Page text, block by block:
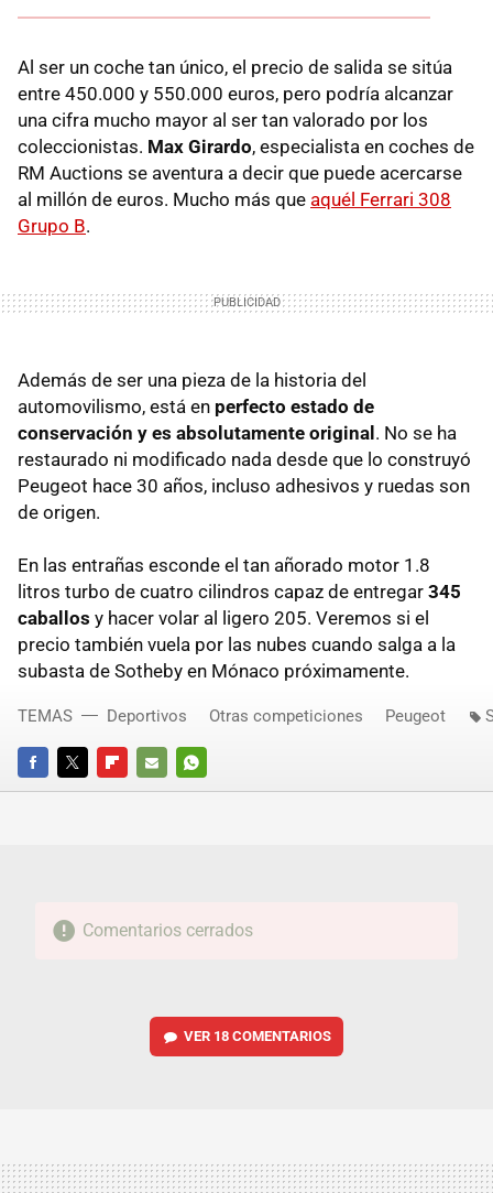
Al ser un coche tan único, el precio de salida se sitúa
entre 450.000 y 550.000 euros, pero podría alcanzar
una cifra mucho mayor al ser tan valorado por los
coleccionistas. Max Girardo, especialista en coches de
RM Auctions se aventura a decir que puede acercarse
al millón de euros. Mucho más que aquél Ferrari 308
Grupo B.
Además de ser una pieza de la historia del
automovilismo, está en perfecto estado de
conservación y es absolutamente original. No se ha
restaurado ni modificado nada desde que lo construyó
Peugeot hace 30 años, incluso adhesivos y ruedas son
de origen.
En las entrañas esconde el tan añorado motor 1.8
litros turbo de cuatro cilindros capaz de entregar 345
caballos y hacer volar al ligero 205. Veremos si el
precio también vuela por las nubes cuando salga a la
subasta de Sotheby en Mónaco próximamente.
FACEBOOKTWITTERFLIPBOARD
E-
WHATSAPP
TEMAS Deportivos Otras competiciones Peugeot
Comentarios cerrados
VER 18 COMENTARIOS